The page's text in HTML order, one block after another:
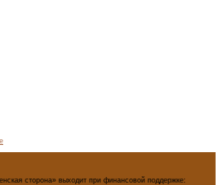
сторона» выходит при финансовой поддержке: